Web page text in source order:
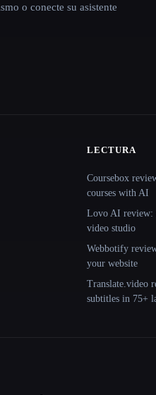
o conecte su asistente
LECTURA
Coursebox
courses with AI
Lovo AI review:
video studio
Webbotify
your website
Translate.video
subtitles in 75+